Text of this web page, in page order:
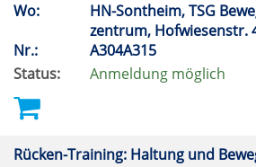
Wo:
HN-Sontheim, TSG
zentrum, Hofwiesenstr.
Nr.:
A304A315
Status:
Anmeldung möglich
Rücken-Training: Haltung und